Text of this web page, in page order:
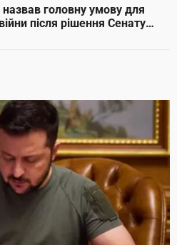
головну умову для
після рішення Сенату